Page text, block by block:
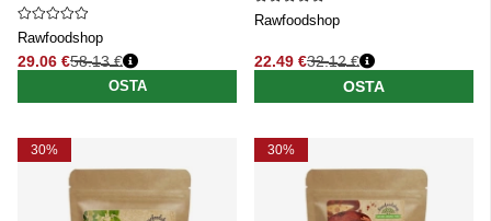
Rawfoodshop
29.06 €
Normaali hinta
58.13 €
OSTA
Rawfoodshop
22.49 €
Normaali hinta
32.12 €
OSTA
30% 30%